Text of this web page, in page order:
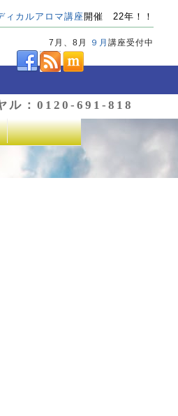
ィカルアロマ講座開催 22年！！
7月、8月 ９月 講座受付中
ル：0120-691-818